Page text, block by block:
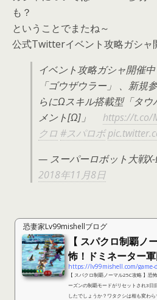
も？
ということでまたね～
公式Twitterイベント攻略ガシャ
イベント攻略ガシャ開催
「ゴウザウラー」 、新規
らにΩスキル搭載型「タウ
メント[Ω]」 https://t.co/
クロ #スパロボ
— スーパーロボット大戦X-
2018年11月8日
恐妻家Lv99mishellブログ
【 スパクロ制覇ノ
怖！ドミネーター
【 スパクロ制覇ノーマル25C攻略 】恐
ーズンの制覇モードがリセットされ3日
したでしょうか？ワタクシは相も変わ